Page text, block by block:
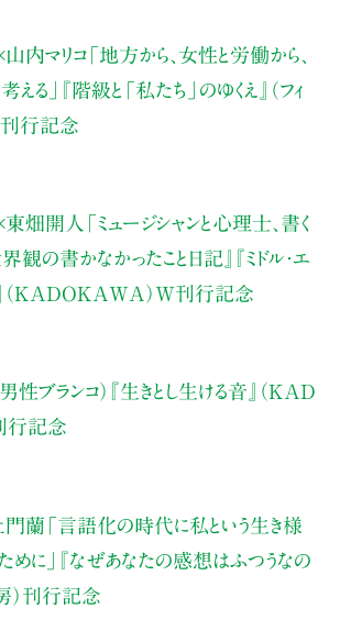
内マリコ「地方から、女性と労働から、
える」
『階級と「私たち」のゆくえ』（フィ
刊行記念
畑開人
「ミュージシャンと心理士、書く
観の書かなかったこと日記』『ミドル・エ
』（KADOKAWA）W刊行記念
性ブランコ）
『生きとし生ける音』（KAD
行記念
門蘭 「言語化の時代に私という生き様
に」
『なぜあなたの感想はふつうなの
）刊行記念